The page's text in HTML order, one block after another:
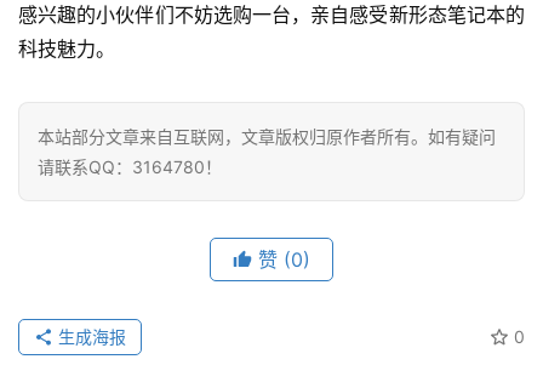
感兴趣的小伙伴们不妨选购一台，亲自感受新形态笔记本的
科技魅力。
本站部分文章来自互联网，文章版权归原作者所有。如有疑问
请联系QQ：3164780！
赞 (0)
0
生成海报